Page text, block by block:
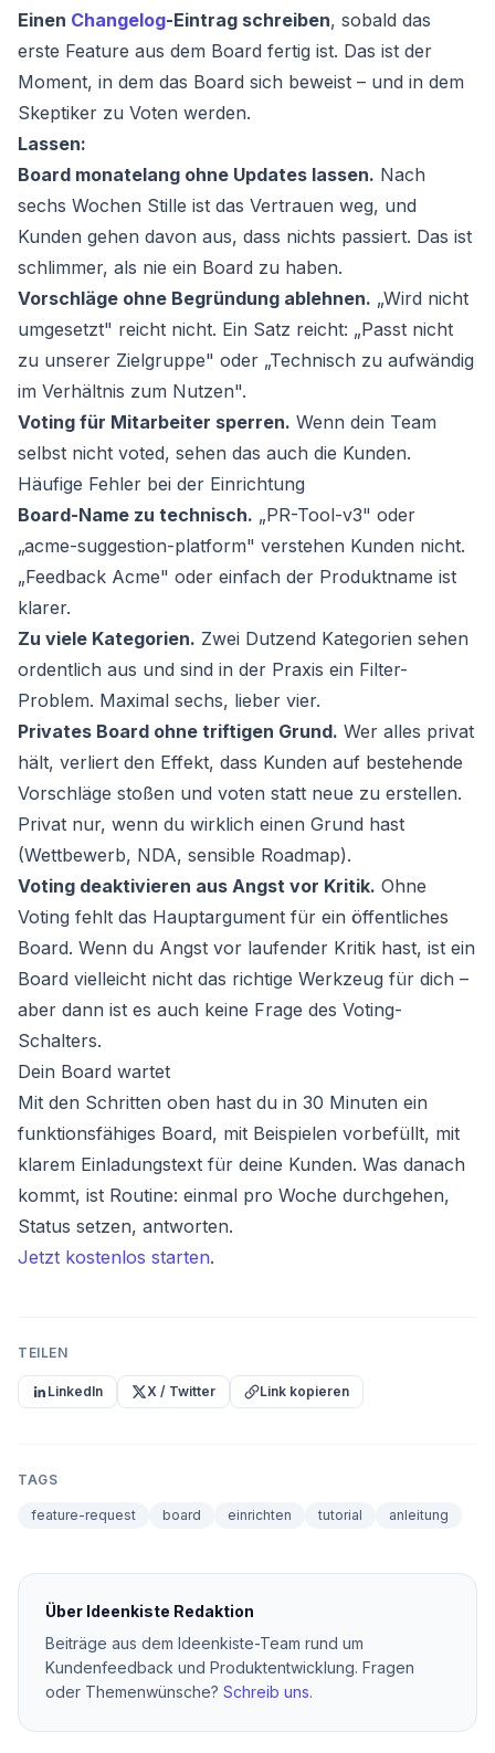
Einen Changelog-Eintrag schreiben, sobald das
erste Feature aus dem Board fertig ist. Das ist der
Moment, in dem das Board sich beweist – und in dem
Skeptiker zu Voten werden.
Lassen:
Board monatelang ohne Updates lassen. Nach
sechs Wochen Stille ist das Vertrauen weg, und
Kunden gehen davon aus, dass nichts passiert. Das ist
schlimmer, als nie ein Board zu haben.
Vorschläge ohne Begründung ablehnen. „Wird nicht
umgesetzt" reicht nicht. Ein Satz reicht: „Passt nicht
zu unserer Zielgruppe" oder „Technisch zu aufwändig
im Verhältnis zum Nutzen".
Voting für Mitarbeiter sperren. Wenn dein Team
selbst nicht voted, sehen das auch die Kunden.
Häufige Fehler bei der Einrichtung
Board-Name zu technisch. „PR-Tool-v3" oder
„acme-suggestion-platform" verstehen Kunden nicht.
„Feedback Acme" oder einfach der Produktname ist
klarer.
Zu viele Kategorien. Zwei Dutzend Kategorien sehen
ordentlich aus und sind in der Praxis ein Filter-
Problem. Maximal sechs, lieber vier.
Privates Board ohne triftigen Grund. Wer alles privat
hält, verliert den Effekt, dass Kunden auf bestehende
Vorschläge stoßen und voten statt neue zu erstellen.
Privat nur, wenn du wirklich einen Grund hast
(Wettbewerb, NDA, sensible Roadmap).
Voting deaktivieren aus Angst vor Kritik. Ohne
Voting fehlt das Hauptargument für ein öffentliches
Board. Wenn du Angst vor laufender Kritik hast, ist ein
Board vielleicht nicht das richtige Werkzeug für dich –
aber dann ist es auch keine Frage des Voting-
Schalters.
Dein Board wartet
Mit den Schritten oben hast du in 30 Minuten ein
funktionsfähiges Board, mit Beispielen vorbefüllt, mit
klarem Einladungstext für deine Kunden. Was danach
kommt, ist Routine: einmal pro Woche durchgehen,
Status setzen, antworten.
Jetzt kostenlos starten.
TEILEN
LinkedIn X / Twitter Link kopieren
TAGS
feature-request board einrichten tutorial anleitung
Über Ideenkiste Redaktion
Beiträge aus dem Ideenkiste-Team rund um
Kundenfeedback und Produktentwicklung. Fragen
oder Themenwünsche? Schreib uns.